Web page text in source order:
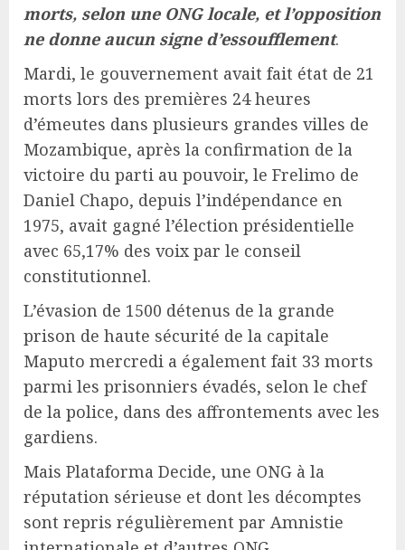
morts, selon une ONG locale, et l’opposition
ne donne aucun signe d’essoufflement.
Mardi, le gouvernement avait fait état de 21
morts lors des premières 24 heures
d’émeutes dans plusieurs grandes villes de
Mozambique, après la confirmation de la
victoire du parti au pouvoir, le Frelimo de
Daniel Chapo, depuis l’indépendance en
1975, avait gagné l’élection présidentielle
avec 65,17% des voix par le conseil
constitutionnel.
L’évasion de 1500 détenus de la grande
prison de haute sécurité de la capitale
Maputo mercredi a également fait 33 morts
parmi les prisonniers évadés, selon le chef
de la police, dans des affrontements avec les
gardiens.
Mais Plataforma Decide, une ONG à la
réputation sérieuse et dont les décomptes
sont repris régulièrement par Amnistie